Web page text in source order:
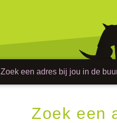
Zoek een adres bij jou in de
Zoek een